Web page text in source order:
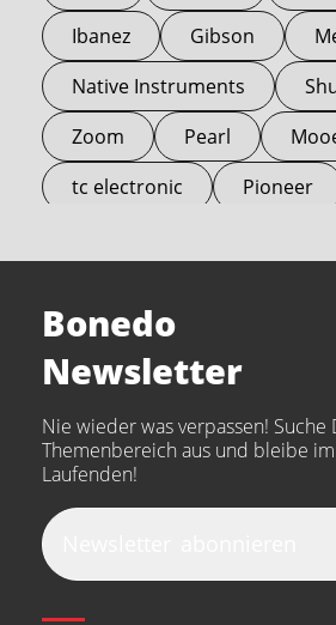
Ibanez
Gibson
Native Instruments
Zoom
Pearl
tc electronic
Pioneer
Arturia
the t.bone
Thomann
Walrus Audio
beyerdynamic
Audio-Technica
Bonedo
Newsletter
Nie wieder was verpassen! Suche
Themenbereich aus und bleibe
Laufenden!